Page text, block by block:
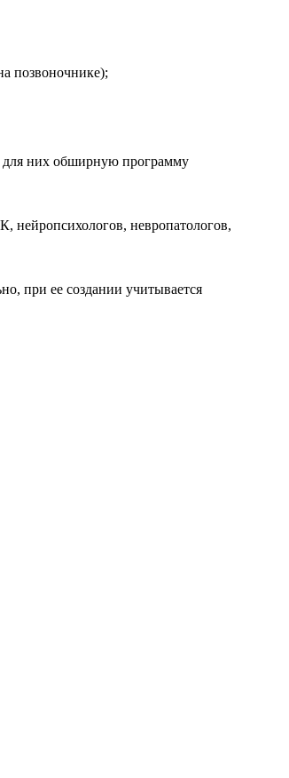
позвоночнике);
для них обширную программу
нейропсихологов, невропатологов,
при ее создании учитывается